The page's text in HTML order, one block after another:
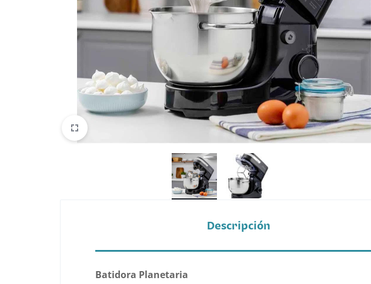
Belleza
Hogar y Cocina
Ver más categorías
Descripción
Batidora Planetaria